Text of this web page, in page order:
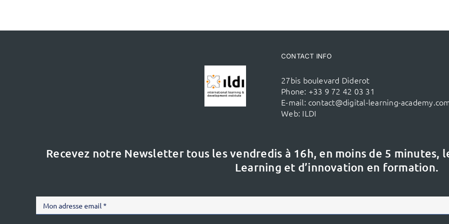
CONTACT INFO
27bis boulevard Diderot
Phone: +33 9 72 42 03 31
E-mail: contact@digital-learning-
Web: ILDI
Recevez notre Newsletter tous les vendredis à 16h, en moins de 5 minutes,
Learning et d’innovation en formation.